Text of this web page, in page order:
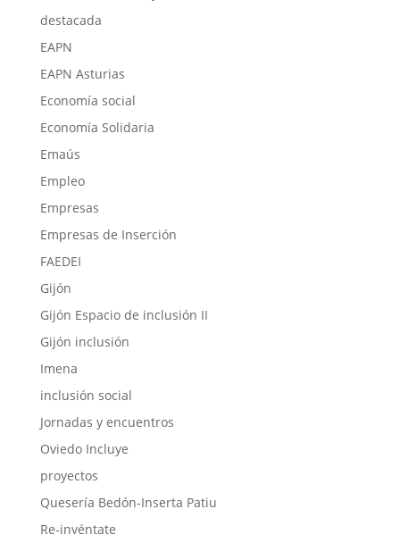
destacada
EAPN
EAPN Asturias
Economía social
Economía Solidaria
Emaús
Empleo
Empresas
Empresas de Inserción
FAEDEI
Gijón
Gijón Espacio de inclusión II
Gijón inclusión
Imena
inclusión social
Jornadas y encuentros
Oviedo Incluye
proyectos
Quesería Bedón-Inserta Patiu
Re-invéntate